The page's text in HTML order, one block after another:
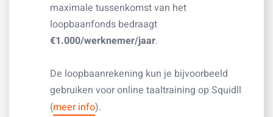
maximale tussenkomst van het
loopbaanfonds bedraagt
€1.000/werknemer/jaar.
De loopbaanrekening kun je bijvoorbeeld
gebruiken voor online taaltraining op Squidll
(meer info).